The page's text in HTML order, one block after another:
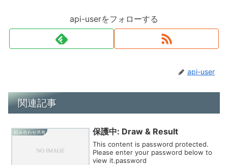
api-userをフォローする
api-user
関連記事
組み合わせ共有 保護中: Draw & Result
This content is password protected.
Please enter your password below to
view it.password